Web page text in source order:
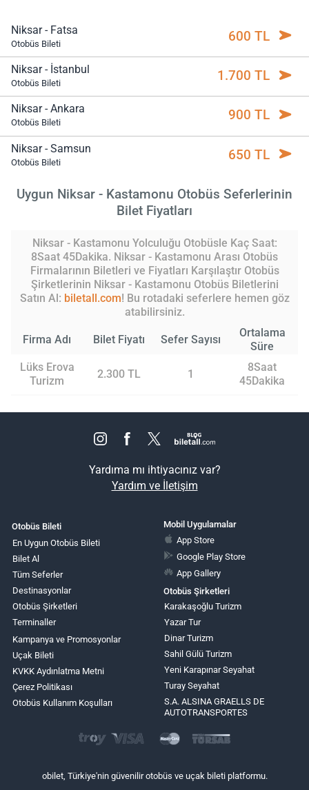
Niksar - Fatsa
Otobüs Bileti 600 TL
Niksar - İstanbul
Otobüs Bileti 1.700 TL
Niksar - Ankara
Otobüs Bileti 900 TL
Niksar - Samsun
Otobüs Bileti 650 TL
Uygun Niksar - Kastamonu Otobüs Seferlerinin
Bilet Fiyatları
Niksar - Kastamonu Yolculuğu Otobüsle Kaç Saat:
8Saat 45Dakika. Niksar - Kastamonu Arası Otobüs
Firmalarının Biletleri ve Fiyatları Karşılaştır Otobüs
Şirketlerinin Niksar - Kastamonu Otobüs Biletlerini
Satın Al: biletall.com! Bu rotadaki seferlere hemen göz
atabilirsiniz.
Firma Adı Bilet Fiyatı Sefer Sayısı
Ortalama
Süre
Lüks Erova
Turizm
2.300 TL 1
8Saat
45Dakika
Yardıma mı ihtiyacınız var?
Yardım ve İletişim
Otobüs Bileti
En Uygun Otobüs Bileti
Bilet Al
Tüm Seferler
Destinasyonlar
Otobüs Şirketleri
Terminaller
Kampanya ve Promosyonlar
Uçak Bileti
KVKK Aydınlatma Metni
Çerez Politikası
Otobüs Kullanım Koşulları
Mobil Uygulamalar
App Store
Google Play Store
App Gallery
Otobüs Şirketleri
Karakaşoğlu Turizm
Yazar Tur
Dinar Turizm
Sahil Gülü Turizm
Yeni Karapınar Seyahat
Turay Seyahat
S.A. ALSINA GRAELLS DE
AUTOTRANSPORTES
obilet, Türkiye'nin güvenilir otobüs ve uçak bileti platformu.